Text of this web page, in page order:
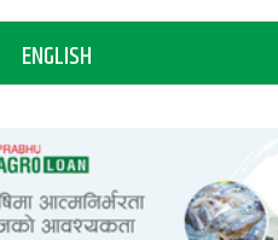
ENGLISH